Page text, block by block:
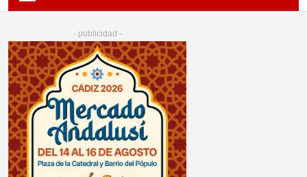
- publicidad -